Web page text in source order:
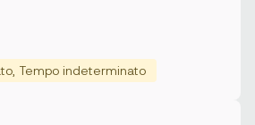
Tempo indeterminato